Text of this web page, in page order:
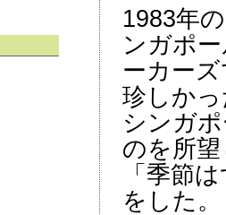
1983年
ンガポ
ーカー
珍しか
シンガ
のを所
「季節
をした。